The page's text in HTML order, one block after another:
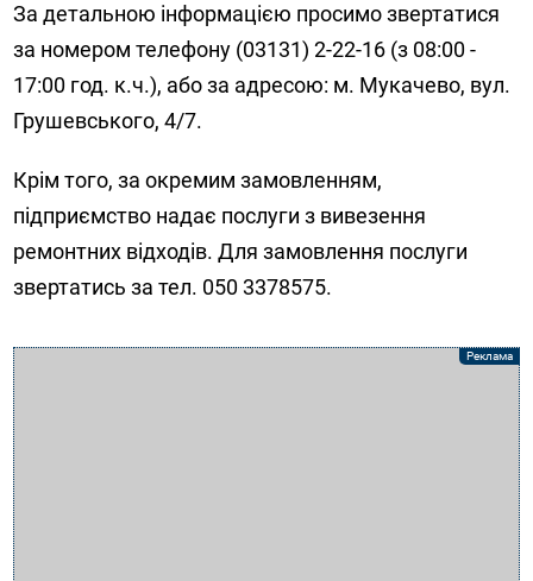
За детальною інформацією просимо звертатися
за номером телефону (03131) 2-22-16 (з 08:00 -
17:00 год. к.ч.), або за адресою: м. Мукачево, вул.
Грушевського, 4/7.
Крім того, за окремим замовленням,
підприємство надає послуги з вивезення
ремонтних відходів. Для замовлення послуги
звертатись за тел. 050 3378575.